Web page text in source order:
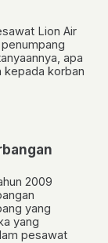
Lion Air
apa
kepada korban
2009
yang
yang
pesawat